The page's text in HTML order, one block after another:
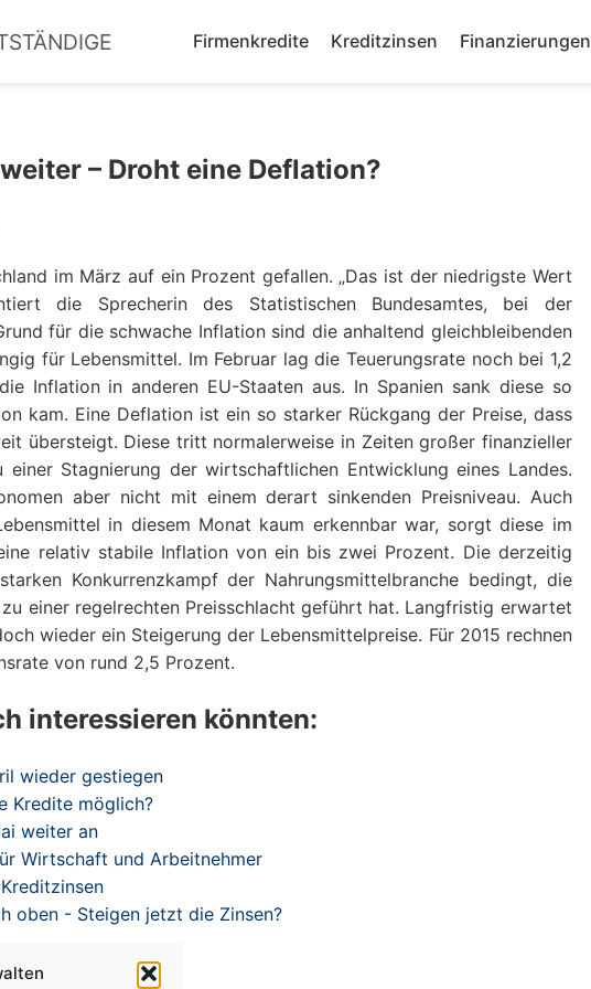
Firmenkredite Kreditzinsen Finanzierungen
– Droht eine Deflation?
im März auf ein Prozent gefallen. „Das ist der niedrigste Wert
die Sprecherin des Statistischen Bundesamtes, bei der
für die schwache Inflation sind die anhaltend gleichbleibenden
für Lebensmittel. Im Februar lag die Teuerungsrate noch bei 1,2
Inflation in anderen EU-Staaten aus. In Spanien sank diese so
kam. Eine Deflation ist ein so starker Rückgang der Preise, dass
übersteigt. Diese tritt normalerweise in Zeiten großer finanzieller
Stagnierung der wirtschaftlichen Entwicklung eines Landes.
aber nicht mit einem derart sinkenden Preisniveau. Auch
in diesem Monat kaum erkennbar war, sorgt diese im
relativ stabile Inflation von ein bis zwei Prozent. Die derzeitig
Konkurrenzkampf der Nahrungsmittelbranche bedingt, die
einer regelrechten Preisschlacht geführt hat. Langfristig erwartet
wieder ein Steigerung der Lebensmittelpreise. Für 2015 rechnen
von rund 2,5 Prozent.
interessieren könnten:
wieder gestiegen
Kredite möglich?
weiter an
Wirtschaft und Arbeitnehmer
oben - Steigen jetzt die Zinsen?